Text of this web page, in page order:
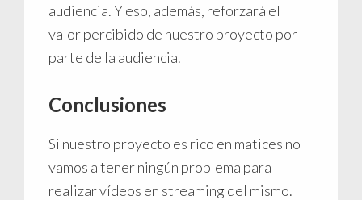
audiencia. Y eso, además, reforzará el
valor percibido de nuestro proyecto por
parte de la audiencia.
Conclusiones
Si nuestro proyecto es rico en matices no
vamos a tener ningún problema para
realizar vídeos en streaming del mismo.